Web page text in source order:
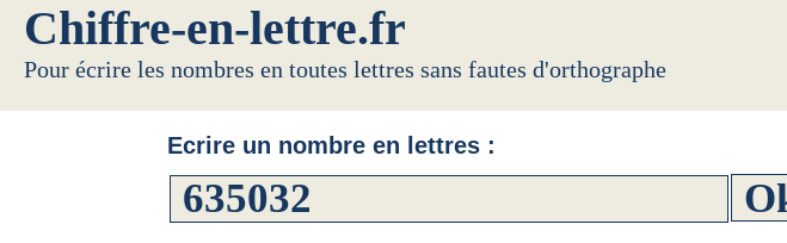
Chiffre-en-lettre.fr
Pour écrire les nombres en toutes lettres sans fautes d'orthographe
Ecrire un nombre en lettres :